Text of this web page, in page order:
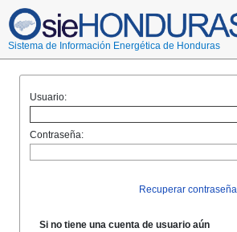
Sistema de Información Energética de Honduras
Usuario:
Contraseña:
Recuperar contraseña
Si no tiene una cuenta de usuario aún